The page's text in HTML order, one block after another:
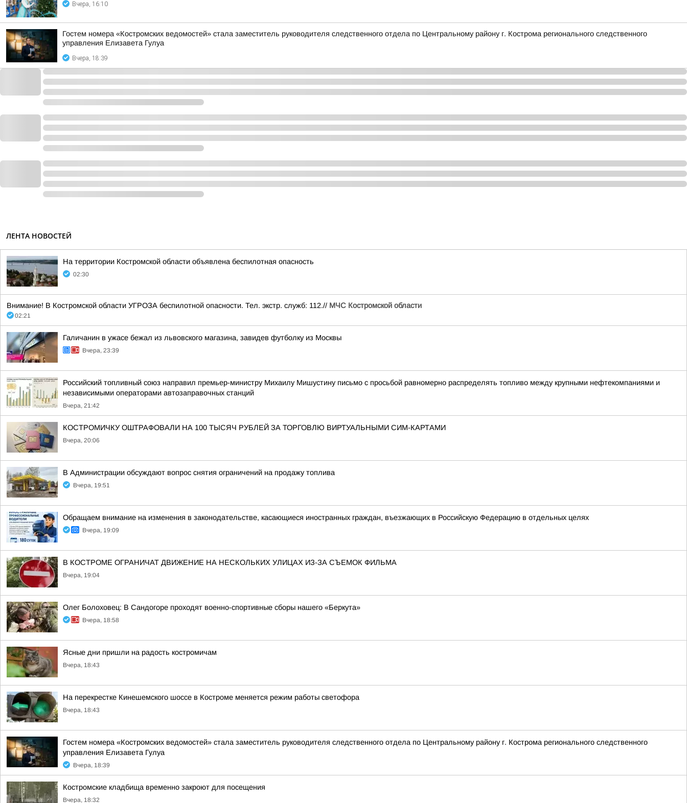
Вчера, 16:10
Гостем номера «Костромских ведомостей» стала заместитель руководителя следственного отдела по Центральному району г. Кострома регионального следственного
управления Елизавета Гулуа
Вчера, 18:39
ЛЕНТА НОВОСТЕЙ
На территории Костромской области объявлена беспилотная опасность
02:30
Внимание! В Костромской области УГРОЗА беспилотной опасности. Тел. экстр. служб: 112.// МЧС Костромской области
02:21
Галичанин в ужасе бежал из львовского магазина, завидев футболку из Москвы
Вчера, 23:39
Российский топливный союз направил премьер-министру Михаилу Мишустину письмо с просьбой равномерно распределять топливо между крупными нефтекомпаниями и
независимыми операторами автозаправочных станций
Вчера, 21:42
КОСТРОМИЧКУ ОШТРАФОВАЛИ НА 100 ТЫСЯЧ РУБЛЕЙ ЗА ТОРГОВЛЮ ВИРТУАЛЬНЫМИ СИМ-КАРТАМИ
Вчера, 20:06
В Администрации обсуждают вопрос снятия ограничений на продажу топлива
Вчера, 19:51
Обращаем внимание на изменения в законодательстве, касающиеся иностранных граждан, въезжающих в Российскую Федерацию в отдельных целях
Вчера, 19:09
В КОСТРОМЕ ОГРАНИЧАТ ДВИЖЕНИЕ НА НЕСКОЛЬКИХ УЛИЦАХ ИЗ-ЗА СЪЕМОК ФИЛЬМА
Вчера, 19:04
Олег Болоховец: В Сандогоре проходят военно-спортивные сборы нашего «Беркута»
Вчера, 18:58
Ясные дни пришли на радость костромичам
Вчера, 18:43
На перекрестке Кинешемского шоссе в Костроме меняется режим работы светофора
Вчера, 18:43
Гостем номера «Костромских ведомостей» стала заместитель руководителя следственного отдела по Центральному району г. Кострома регионального следственного
управления Елизавета Гулуа
Вчера, 18:39
Костромские кладбища временно закроют для посещения
Вчера, 18:32